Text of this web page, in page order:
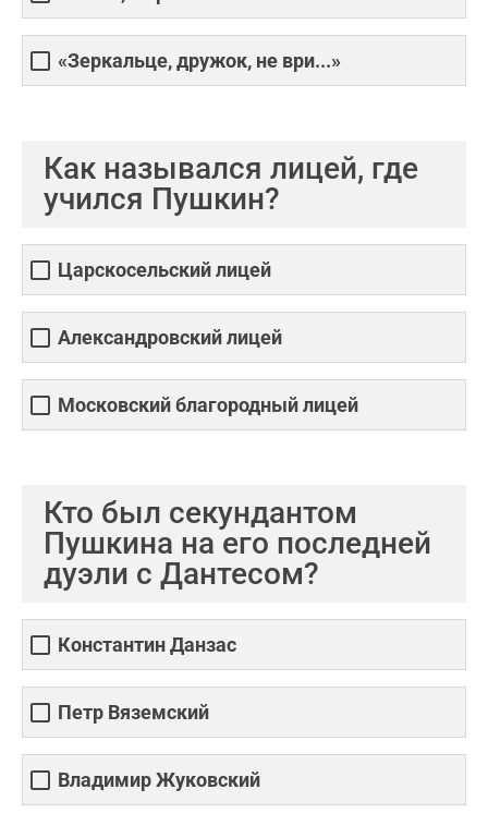
«Зеркальце, дружок, не ври...»
Как назывался лицей, где
учился Пушкин?
Царскосельский лицей
Александровский лицей
Московский благородный лицей
Кто был секундантом
Пушкина на его последней
дуэли с Дантесом?
Константин Данзас
Петр Вяземский
Владимир Жуковский